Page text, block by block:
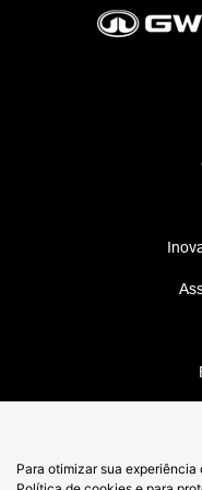
Para otimizar sua